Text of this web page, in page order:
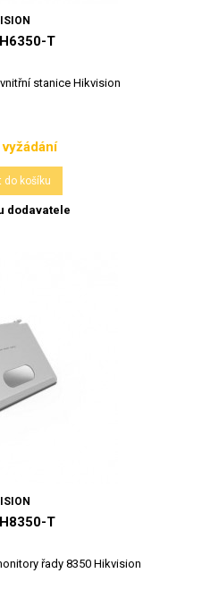
T
stanice Hikvision
Cena
do košíku
dodavatele
T
řady 8350 Hikvision